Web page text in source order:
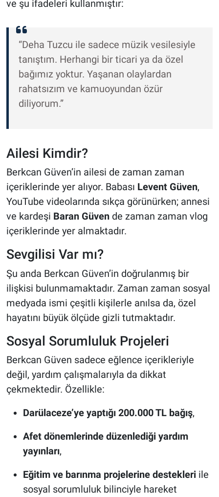
ve şu ifadeleri kullanmıştır:
“Deha Tuzcu ile sadece müzik vesilesiyle
tanıştım. Herhangi bir ticari ya da özel
bağımız yoktur. Yaşanan olaylardan
rahatsızım ve kamuoyundan özür
diliyorum.”
Ailesi Kimdir?
Berkcan Güven’in ailesi de zaman zaman
içeriklerinde yer alıyor. Babası Levent Güven,
YouTube videolarında sıkça görünürken; annesi
ve kardeşi Baran Güvende zaman zaman vlog
içeriklerinde yer almaktadır.
Sevgilisi Var mı?
Şu anda Berkcan Güven’in doğrulanmış bir
ilişkisi bulunmamaktadır. Zaman zaman sosyal
medyada ismi çeşitli kişilerle anılsa da, özel
hayatını büyük ölçüde gizli tutmaktadır.
Sosyal Sorumluluk Projeleri
Berkcan Güven sadece eğlence içerikleriyle
değil, yardım çalışmalarıyla da dikkat
çekmektedir. Özellikle:
Darülaceze’ye yaptığı 200.000 TL bağış,
Afet dönemlerinde düzenlediği yardım
yayınları,
Eğitim ve barınma projelerine destekleriile
sosyal sorumluluk bilinciyle hareket